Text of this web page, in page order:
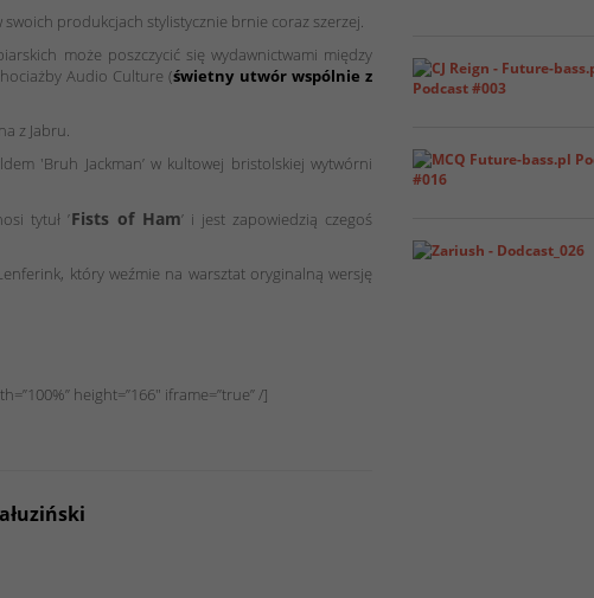
produkcjach stylistycznie brnie coraz szerzej.
może poszczycić się wydawnictwami między
Audio Culture (świetny utwór wspólnie z
z Jabru.
'Bruh Jackman’ w kultowej bristolskiej wytwórni
tytuł ’Fists of Ham’ i jest zapowiedzią czegoś
który weźmie na warsztat oryginalną wersję
height=”166″ iframe=”true” /]